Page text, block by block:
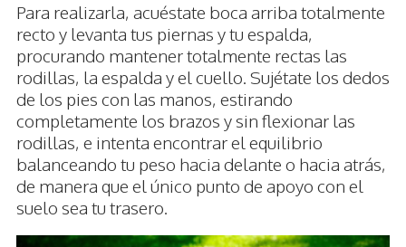
Para realizarla, acuéstate boca arriba totalmente
recto y levanta tus piernas y tu espalda,
procurando mantener totalmente rectas las
rodillas, la espalda y el cuello. Sujétate los dedos
de los pies con las manos, estirando
completamente los brazos y sin flexionar las
rodillas, e intenta encontrar el equilibrio
balanceando tu peso hacia delante o hacia atrás,
de manera que el único punto de apoyo con el
suelo sea tu trasero.